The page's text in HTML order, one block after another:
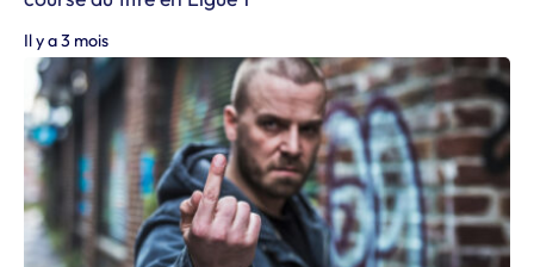
Il y a 3 mois